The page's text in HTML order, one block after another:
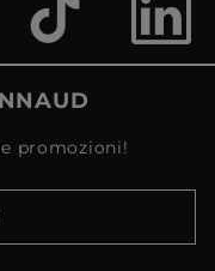
promozioni!